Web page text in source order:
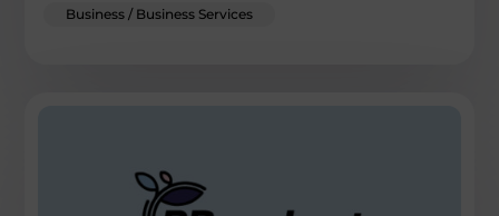
Business / Business Services